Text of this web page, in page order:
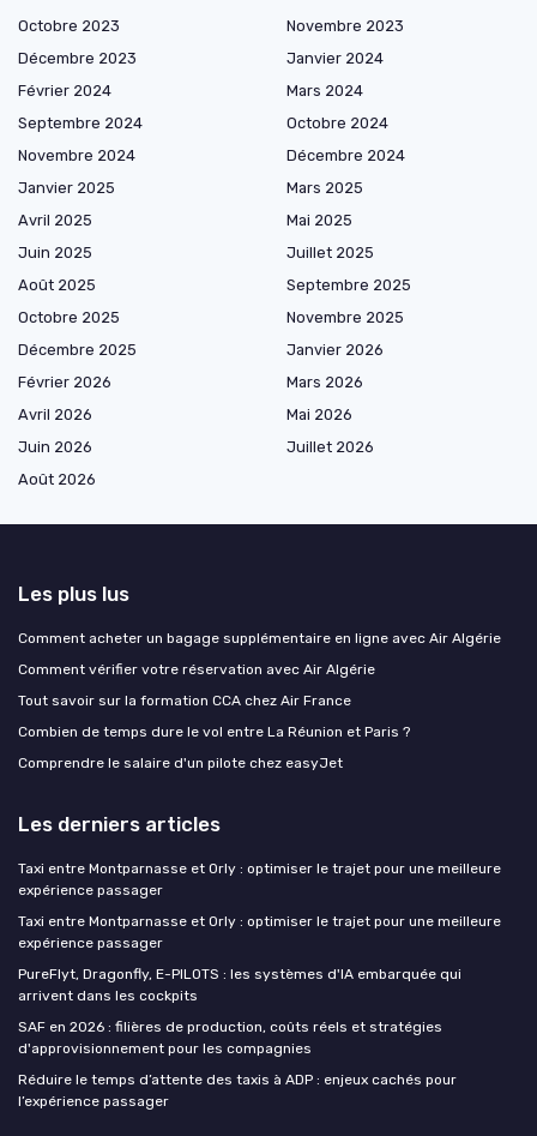
Octobre 2023
Novembre 2023
Décembre 2023
Janvier 2024
Février 2024
Mars 2024
Septembre 2024
Octobre 2024
Novembre 2024
Décembre 2024
Janvier 2025
Mars 2025
Avril 2025
Mai 2025
Juin 2025
Juillet 2025
Août 2025
Septembre 2025
Octobre 2025
Novembre 2025
Décembre 2025
Janvier 2026
Février 2026
Mars 2026
Avril 2026
Mai 2026
Juin 2026
Juillet 2026
Août 2026
Les plus lus
Comment acheter un bagage supplémentaire en ligne avec Air Algérie
Comment vérifier votre réservation avec Air Algérie
Tout savoir sur la formation CCA chez Air France
Combien de temps dure le vol entre La Réunion et Paris ?
Comprendre le salaire d'un pilote chez easyJet
Les derniers articles
Taxi entre Montparnasse et Orly : optimiser le trajet pour une meilleure
expérience passager
Taxi entre Montparnasse et Orly : optimiser le trajet pour une meilleure
expérience passager
PureFlyt, Dragonfly, E-PILOTS : les systèmes d'IA embarquée qui
arrivent dans les cockpits
SAF en 2026 : filières de production, coûts réels et stratégies
d'approvisionnement pour les compagnies
Réduire le temps d’attente des taxis à ADP : enjeux cachés pour
l’expérience passager